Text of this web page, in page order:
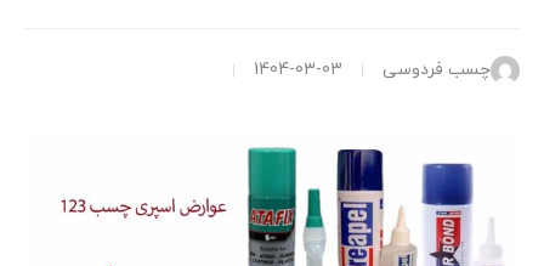
چسب فردوسی 1404-03-03